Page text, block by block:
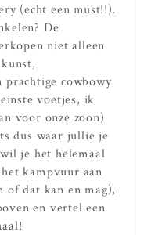
(echt een must!!).
De
niet alleen
prachtige cowbowy
voetjes, ik
voor onze zoon)
dus waar jullie je
je het helemaal
het kampvuur aan
of dat kan en mag),
en vertel een